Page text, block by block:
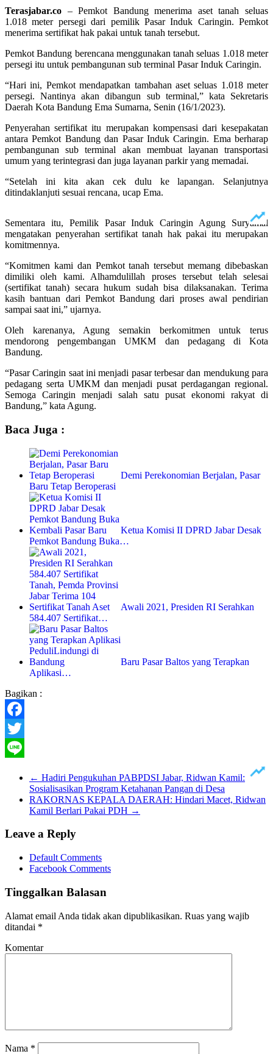
Terasjabar.co – Pemkot Bandung menerima aset tanah seluas
1.018 meter persegi dari pemilik Pasar Induk Caringin. Pemkot
menerima sertifikat hak pakai untuk tanah tersebut.
Pemkot Bandung berencana menggunakan tanah seluas 1.018 meter
persegi itu untuk pembangunan sub terminal Pasar Induk Caringin.
“Hari ini, Pemkot mendapatkan tambahan aset seluas 1.018 meter
persegi. Nantinya akan dibangun sub terminal,” kata Sekretaris
Daerah Kota Bandung Ema Sumarna, Senin (16/1/2023).
Penyerahan sertifikat itu merupakan kompensasi dari kesepakatan
antara Pemkot Bandung dan Pasar Induk Caringin. Ema berharap
pembangunan sub terminal akan membuat layanan transportasi
umum yang terintegrasi dan juga layanan parkir yang memadai.
“Setelah ini kita akan cek dulu ke lapangan. Selanjutnya
ditindaklanjuti sesuai rencana, ucap Ema.
Sementara itu, Pemilik Pasar Induk Caringin Agung Suryamal
mengatakan penyerahan sertifikat tanah hak pakai itu merupakan
komitmennya.
“Komitmen kami dan Pemkot tanah tersebut memang dibebaskan
dimiliki oleh kami. Alhamdulillah proses tersebut telah selesai
(sertifikat tanah) secara hukum sudah bisa dilaksanakan. Terima
kasih bantuan dari Pemkot Bandung dari proses awal pendirian
sampai saat ini,” ujarnya.
Oleh karenanya, Agung semakin berkomitmen untuk terus
mendorong pengembangan UMKM dan pedagang di Kota
Bandung.
“Pasar Caringin saat ini menjadi pasar terbesar dan mendukung para
pedagang serta UMKM dan menjadi pusat perdagangan regional.
Semoga Caringin menjadi salah satu pusat ekonomi rakyat di
Bandung,” kata Agung.
Baca Juga :
Demi Perekonomian Berjalan, Pasar
Baru Tetap Beroperasi
Ketua Komisi II DPRD Jabar Desak
Pemkot Bandung Buka…
Awali 2021, Presiden RI Serahkan
584.407 Sertifikat…
Baru Pasar Baltos yang Terapkan
Aplikasi…
Bagikan :
Facebook
Twitter
← Hadiri Pengukuhan PABPDSI Jabar, Ridwan Kamil:
Sosialisasikan Program Ketahanan Pangan di Desa
RAKORNAS KEPALA DAERAH: Hindari Macet, Ridwan
Kamil Berlari Pakai PDH →
Leave a Reply
Default Comments
Facebook Comments
Tinggalkan Balasan
Alamat email Anda tidak akan dipublikasikan. Ruas yang wajib
ditandai *
Komentar
Nama *